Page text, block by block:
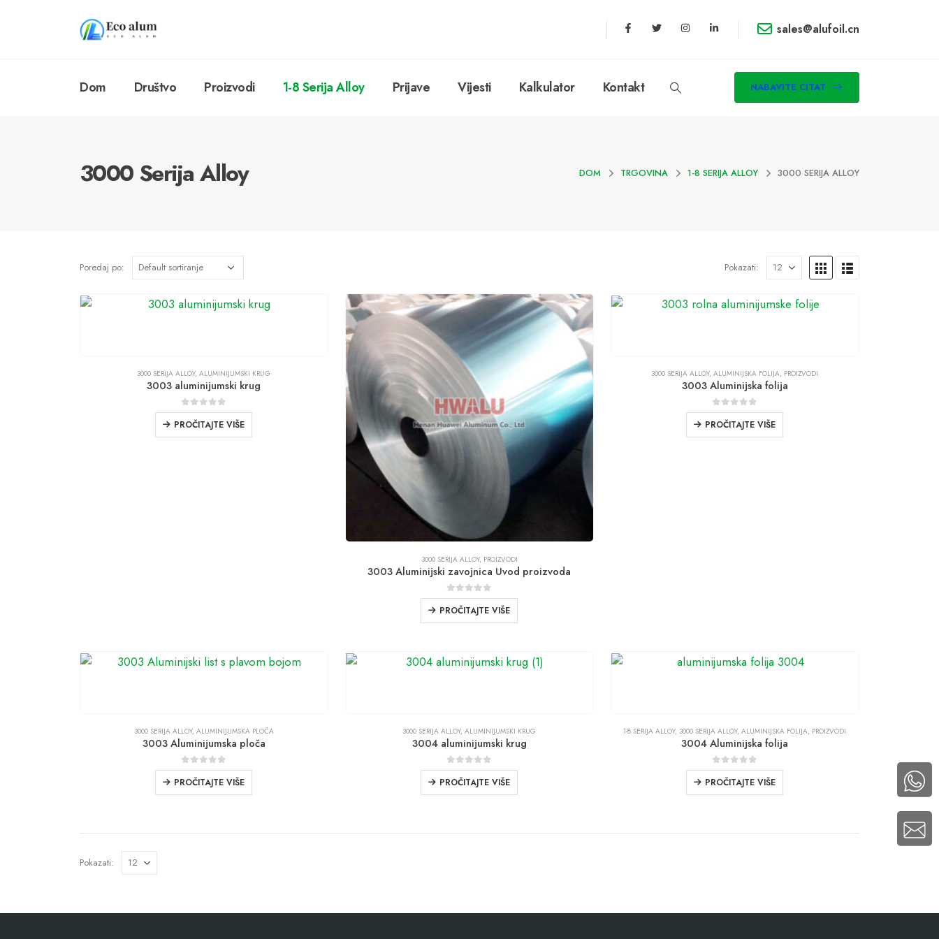
sales@alufoil.cn
Dom Društvo Proizvodi 1-8 Serija Alloy Prijave Vijesti Kalkulator Kontakt NABAVITE CITAT
3000 Serija Alloy DOM TRGOVINA 1-8 SERIJA ALLOY 3000 SERIJA ALLOY
Poredaj po: Pokazati:
3000 SERIJA ALLOY,ALUMINIJUMSKI KRUG
3003 aluminijumski krug
0iz 5
PROČITAJTE VIŠE
3000 SERIJA ALLOY, PROIZVODI
3003 Aluminijski zavojnica Uvod proizvoda
0iz 5
PROČITAJTE VIŠE
3000 SERIJA ALLOY,ALUMINIJSKA FOLIJA, PROIZVODI
3003 Aluminijska folija
0iz 5
PROČITAJTE VIŠE
3000 SERIJA ALLOY, ALUMINIJUMSKA PLOČA
3003 Aluminijumska ploča
0iz 5
PROČITAJTE VIŠE
3000 SERIJA ALLOY,ALUMINIJUMSKI KRUG
3004 aluminijumski krug
0iz 5
PROČITAJTE VIŠE
1-8 SERIJA ALLOY, 3000 SERIJA ALLOY,ALUMINIJSKA FOLIJA, PROIZVODI
3004 Aluminijska folija
0iz 5
PROČITAJTE VIŠE
Pokazati: